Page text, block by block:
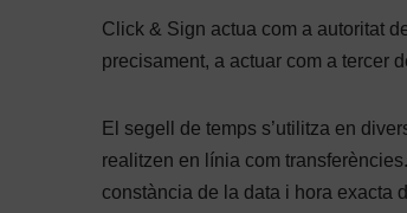
Click & Sign actua com a autoritat
precisament, a actuar com a tercer
El segell de temps s’utilitza en
realitzen en línia com
constància de la data i hora exacta